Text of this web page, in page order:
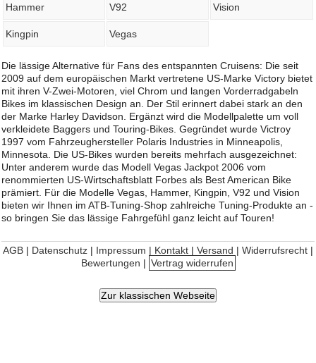
Hammer V92 Vision
Kingpin Vegas
Die lässige Alternative für Fans des entspannten Cruisens: Die seit
2009 auf dem europäischen Markt vertretene US-Marke Victory bietet
mit ihren V-Zwei-Motoren, viel Chrom und langen Vorderradgabeln
Bikes im klassischen Design an. Der Stil erinnert dabei stark an den
der Marke Harley Davidson. Ergänzt wird die Modellpalette um voll
verkleidete Baggers und Touring-Bikes. Gegründet wurde Victroy
1997 vom Fahrzeughersteller Polaris Industries in Minneapolis,
Minnesota. Die US-Bikes wurden bereits mehrfach ausgezeichnet:
Unter anderem wurde das Modell Vegas Jackpot 2006 vom
renommierten US-Wirtschaftsblatt Forbes als Best American Bike
prämiert. Für die Modelle Vegas, Hammer, Kingpin, V92 und Vision
bieten wir Ihnen im ATB-Tuning-Shop zahlreiche Tuning-Produkte an -
so bringen Sie das lässige Fahrgefühl ganz leicht auf Touren!
AGB | Datenschutz | Impressum | Kontakt | Versand | Widerrufsrecht |
Bewertungen | Vertrag widerrufen